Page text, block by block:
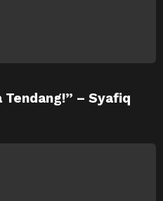
Tendang!” – Syafiq